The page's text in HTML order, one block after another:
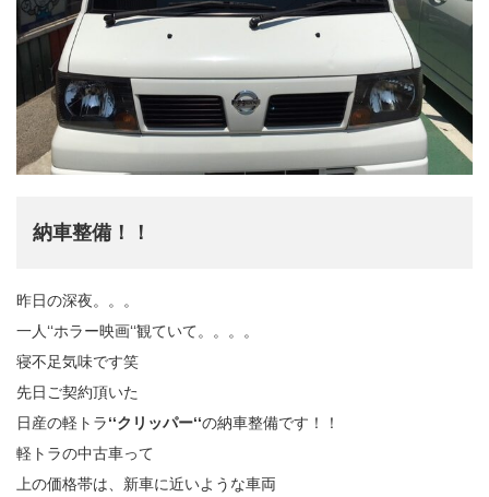
納車整備！！
昨日の深夜。。。
一人‘‘ホラー映画‘‘観ていて。。。。
寝不足気味です笑
先日ご契約頂いた
日産の軽トラ‘‘クリッパー‘‘の納車整備です！！
軽トラの中古車って
上の価格帯は、新車に近いような車両